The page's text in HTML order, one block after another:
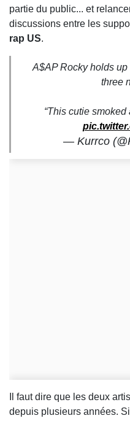
partie du public... et
discussions entre les
rap US.
A$AP Rocky holds
three
“This cutie smoked
— Kurrco
Il faut dire que les deux
depuis plusieurs années. Si